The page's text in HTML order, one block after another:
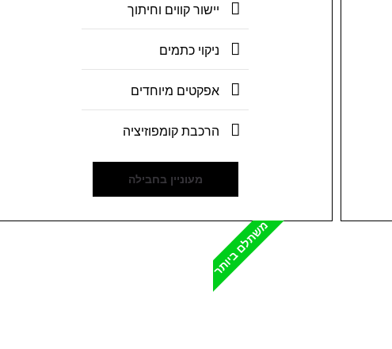
יישור קווים וחיתוך
ניקוי כתמים
אפקטים מיוחדים
הרכבת קומפוזיציה
מעוניין בחבילה
משתלם ביותר